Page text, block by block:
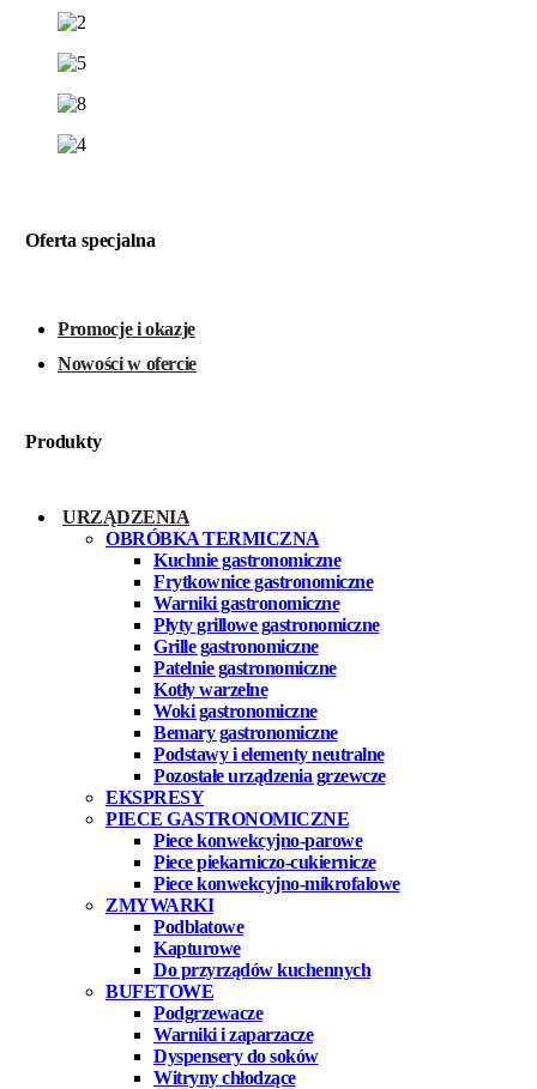
Oferta specjalna
Promocje i okazje
Nowości w ofercie
Produkty
URZĄDZENIA
OBRÓBKA TERMICZNA
Kuchnie gastronomiczne
Frytkownice gastronomiczne
Warniki gastronomiczne
Płyty grillowe gastronomiczne
Grille gastronomiczne
Patelnie gastronomiczne
Kotły warzelne
Woki gastronomiczne
Bemary gastronomiczne
Podstawy i elementy neutralne
Pozostałe urządzenia grzewcze
EKSPRESY
PIECE GASTRONOMICZNE
Piece konwekcyjno-parowe
Piece piekarniczo-cukiernicze
Piece konwekcyjno-mikrofalowe
ZMYWARKI
Podblatowe
Kapturowe
Do przyrządów kuchennych
BUFETOWE
Podgrzewacze
Warniki i zaparzacze
Dyspensery do soków
Witryny chłodzące